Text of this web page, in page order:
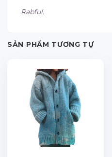
Rabful.
SẢN PHẨM TƯƠNG TỰ